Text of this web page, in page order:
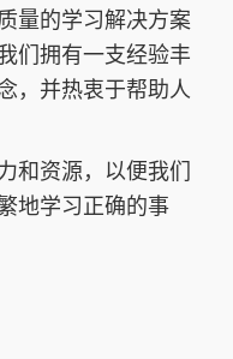
量的学习解决方案
们拥有一支经验丰
，并热衷于帮助人
和资源，以便我们
地学习正确的事